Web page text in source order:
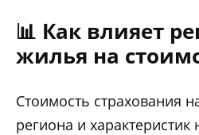
📊 Как влияет
жилья на
Стоимость страхования
региона и